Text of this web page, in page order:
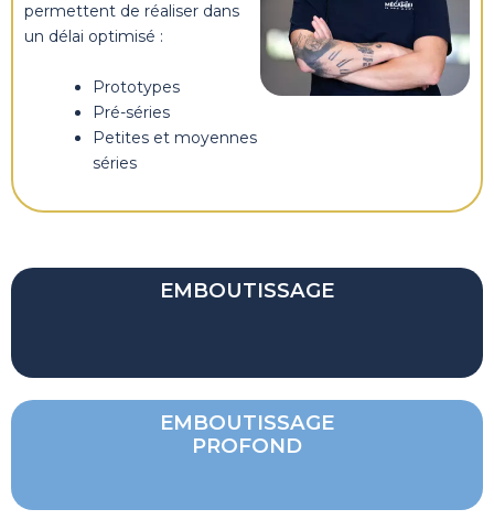
permettent de réaliser dans
un délai optimisé :
Prototypes
Pré-séries
Petites et moyennes
séries
EMBOUTISSAGE
EMBOUTISSAGE
PROFOND